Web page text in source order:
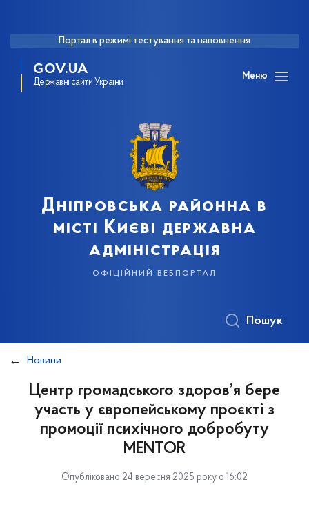
Портал в режимі тестування та наповнення
GOV.UA
Державні сайти України
Меню
Дніпровська районна в
місті Києві державна
адміністрація
офіційний вебпортал
Пошук
Новини
Центр громадського здоров’я бере
участь у європейському проєкті з
промоції психічного добробуту
MENTOR
Опубліковано 24 вересня 2025 року о 16:02